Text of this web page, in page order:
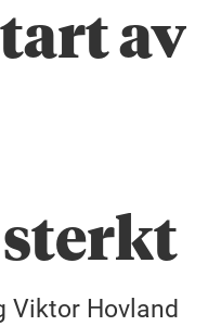
av
Viktor Hovland